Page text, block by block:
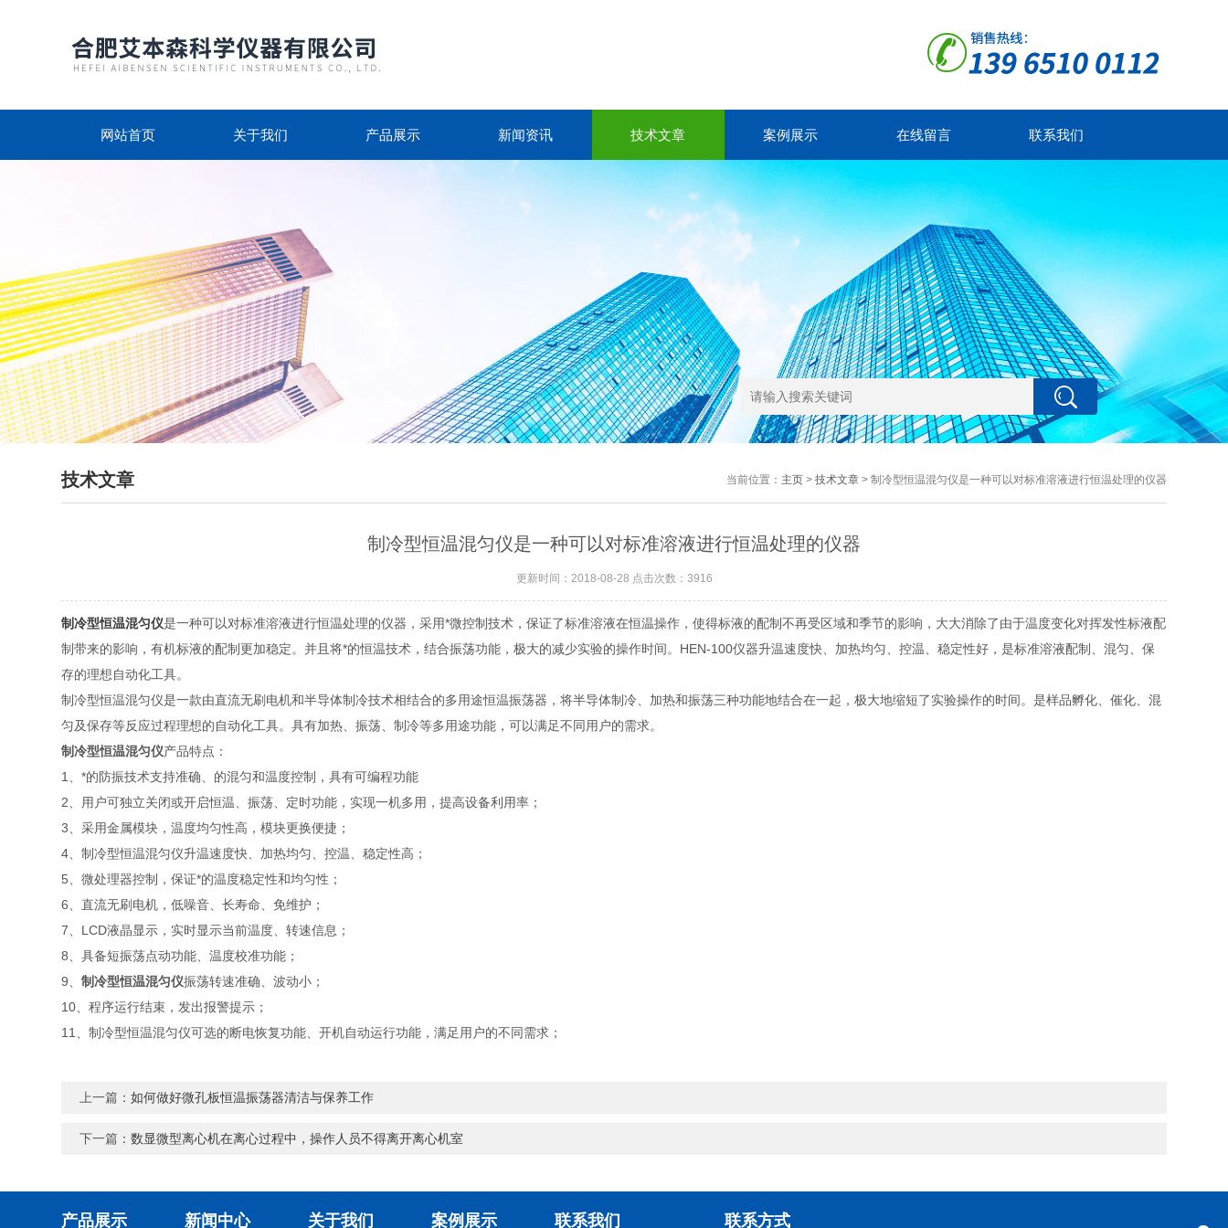
网站首页 关于我们 产品展示 新闻资讯 技术文章 案例展示 在线留言 联系我们
技术文章 当前位置： 主页> 技术文章> 制冷型恒温混匀仪是一种可以对标准溶液进行恒温处理的仪器
制冷型恒温混匀仪是一种可以对标准溶液进行恒温处理的仪器
更新时间：2018-08-28 点击次数：3916
制冷型恒温混匀仪是一种可以对标准溶液进行恒温处理的仪器，采用*微控制技术，保证了标准溶液在恒温操作，使得标液的配制不再受区域和季节的影响，大大消除了由于温度变化对挥发性标液配
制带来的影响，有机标液的配制更加稳定。并且将*的恒温技术，结合振荡功能，极大的减少实验的操作时间。HEN-100仪器升温速度快、加热均匀、控温、稳定性好，是标准溶液配制、混匀、保
存的理想自动化工具。
制冷型恒温混匀仪是一款由直流无刷电机和半导体制冷技术相结合的多用途恒温振荡器，将半导体制冷、加热和振荡三种功能地结合在一起，极大地缩短了实验操作的时间。是样品孵化、催化、混
匀及保存等反应过程理想的自动化工具。具有加热、振荡、制冷等多用途功能，可以满足不同用户的需求。
制冷型恒温混匀仪产品特点：
1、*的防振技术支持准确、的混匀和温度控制，具有可编程功能
2、用户可独立关闭或开启恒温、振荡、定时功能，实现一机多用，提高设备利用率；
3、采用金属模块，温度均匀性高，模块更换便捷；
4、制冷型恒温混匀仪升温速度快、加热均匀、控温、稳定性高；
5、微处理器控制，保证*的温度稳定性和均匀性；
6、直流无刷电机，低噪音、长寿命、免维护；
7、LCD液晶显示，实时显示当前温度、转速信息；
8、具备短振荡点动功能、温度校准功能；
9、制冷型恒温混匀仪振荡转速准确、波动小；
10、程序运行结束，发出报警提示；
11、制冷型恒温混匀仪可选的断电恢复功能、开机自动运行功能，满足用户的不同需求；
上一篇：如何做好微孔板恒温振荡器清洁与保养工作
下一篇：数显微型离心机在离心过程中，操作人员不得离开离心机室
产品展示 新闻中心 关于我们 案例展示 联系我们 联系方式